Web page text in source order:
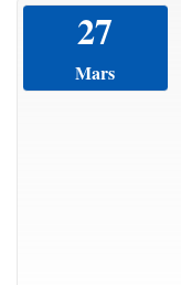
27
Mars